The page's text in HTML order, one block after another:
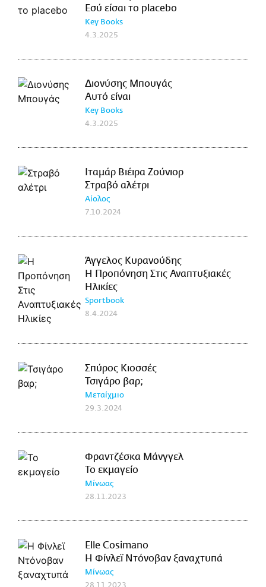
Εσύ είσαι το placebo
Key Books
4.3.2025
Διονύσης Μπουγάς
Αυτό είναι
Key Books
4.3.2025
Ιταμάρ Βιέιρα Ζούνιορ
Στραβό αλέτρι
Αίολος
7.10.2024
Άγγελος Κυρανούδης
Η Προπόνηση Στις Αναπτυξιακές
Ηλικίες
Sportbook
8.4.2024
Σπύρος Κιοσσές
Τσιγάρο βαρ;
Μεταίχμιο
29.3.2024
Φραντζέσκα Μάνγγελ
Το εκμαγείο
Μίνωας
28.11.2023
Elle Cosimano
Η Φίνλεϊ Ντόνοβαν ξαναχτυπά
Μίνωας
28.11.2023